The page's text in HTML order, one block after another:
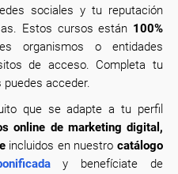
sociales y tu reputación
Estos cursos están 100%
organismos o entidades
de acceso. Completa tu
acceder.
que se adapte a tu perfil
online de marketing digital,
incluidos en nuestro catálogo
y benefíciate de